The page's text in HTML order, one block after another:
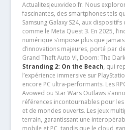
Actualitesjeuxvideo.fr. Nous
fascinantes, des smartphones tels
Samsung Galaxy S24, aux dispositifs
comme le Meta Quest 3. En 2025,
numérique s’impose plus que
d’innovations majeures, porté par
Grand Theft Auto VI, Doom: The
Stranding 2: On the Beach, qui
l’expérience immersive sur
encore PC ultra-performants. Les
Avowed ou Star Wars Outlaws
références incontournables pour
et de mondes ouverts. Les jeux
terrain, garantissant une
mobile et PC, tandis que le cloud